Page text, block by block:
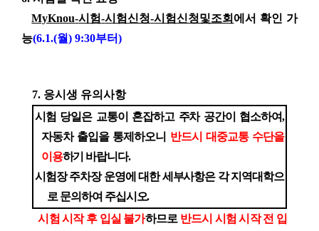
MyKnou-시험-시험신청-시험신청및조회 에서 확인 가
능(6.1.(월) 9:30부터)
7. 응시생 유의사항
시험 당일은 교통이 혼잡하고 주차 공간이 협소하여,
자동차 출입을 통제하오니 반드시 대중교통 수단을
이용하기 바랍니다.
시험장 주차장 운영에 대한 세부사항은 각 지역대학으
로 문의하여 주십시오.
시험 시작 후 입실 불가하므로 반드시 시험 시작 전 입